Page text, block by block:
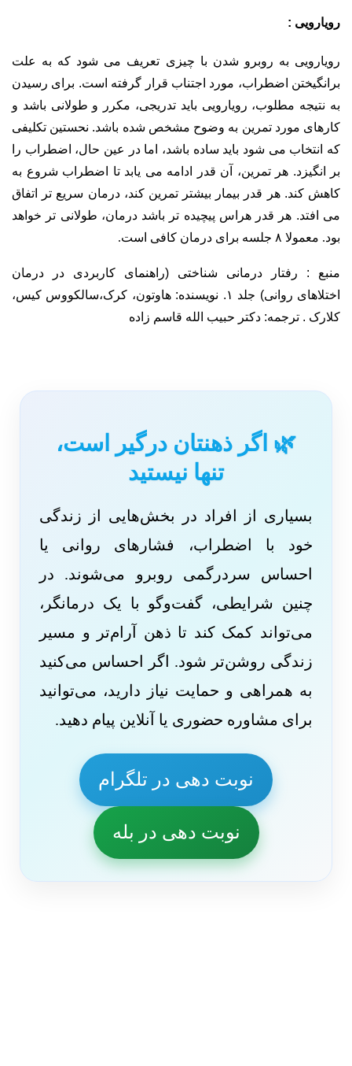
رویارویی :
رویارویی به روبرو شدن با چیزی تعریف می شود که به علت
برانگیختن اضطراب، مورد اجتناب قرار گرفته است. برای رسیدن
به نتیجه مطلوب، رویارویی باید تدریجی، مکرر و طولانی باشد و
کارهای مورد تمرین به وضوح مشخص شده باشد. نحستین تکلیفی
که انتخاب می شود باید ساده باشد، اما در عین حال، اضطراب را
بر انگیزد. هر تمرین، آن قدر ادامه می یابد تا اضطراب شروع به
کاهش کند. هر قدر بیمار بیشتر تمرین کند، درمان سریع تر اتفاق
می افتد. هر قدر هراس پیچیده تر باشد درمان، طولانی تر خواهد
بود. معمولا ۸ جلسه برای درمان کافی است.
منبع : رفتار درمانی شناختی (راهنمای کاربردی در درمان
اختلاهای روانی) جلد ۱.
نویسنده: هاوتون، کرک،سالکووس کیس،
کلارک . ترجمه: دکتر حبیب الله قاسم زاده
🌿 اگر ذهنتان درگیر است،
تنها نیستید
بسیاری از افراد در بخش‌هایی از زندگی
خود با اضطراب، فشارهای روانی یا
احساس سردرگمی روبرو می‌شوند. در
چنین شرایطی، گفت‌وگو با یک درمانگر،
می‌تواند کمک کند تا ذهن آرام‌تر و مسیر
زندگی روشن‌تر شود. اگر احساس می‌کنید
به همراهی و حمایت نیاز دارید، می‌توانید
برای مشاوره حضوری یا آنلاین پیام دهید.
نوبت دهی در تلگرام
نوبت دهی در بله